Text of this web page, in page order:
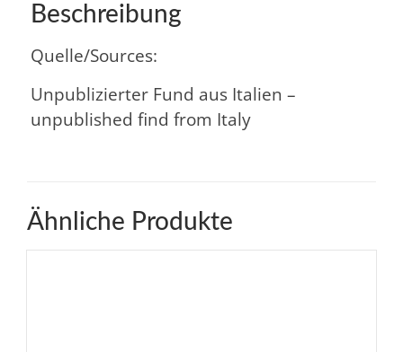
Beschreibung
Quelle/Sources:
Unpublizierter Fund aus Italien –
unpublished find from Italy
Ähnliche Produkte